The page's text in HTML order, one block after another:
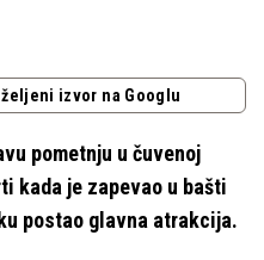
izvor na Googlu
pometnju u čuvenoj
kada je zapevao u bašti
postao glavna atrakcija.